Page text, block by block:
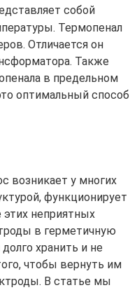
собой
Термопенал
Отличается он
Также
в предельном
оптимальный способ
возникает у многих
функционирует
этих неприятных
в герметичную
хранить и не
чтобы вернуть им
В статье мы